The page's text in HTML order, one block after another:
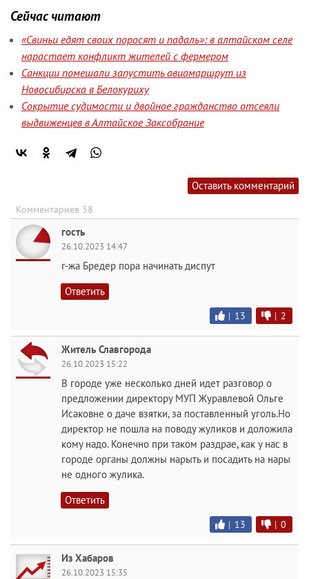
Сейчас читают
«Свиньи едят своих поросят и падаль»: в алтайском селе
нарастает конфликт жителей с фермером
Санкции помешали запустить авиамаршрут из
Новосибирска в Белокуриху
Сокрытие судимости и двойное гражданство отсеяли
выдвиженцев в Алтайское Заксобрание
Оставить комментарий
Комментариев 38
гость
26.10.2023 14:47
г-жа Бредер пора начинать диспут
Ответить
| 13 | 2
Житель Славгорода
26.10.2023 15:22
В городе уже несколько дней идет разговор о
предложении директору МУП Журавлевой Ольге
Исаковне о даче взятки, за поставленный уголь.Но
директор не пошла на поводу жуликов и доложила
кому надо. Конечно при таком раздрае, как у нас в
городе органы должны нарыть и посадить на нары
не одного жулика.
Ответить
| 13 | 0
Из Хабаров
26.10.2023 15:35